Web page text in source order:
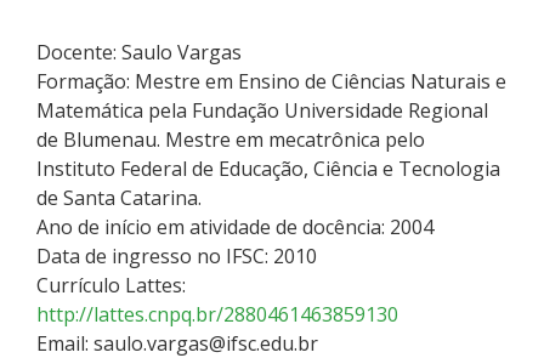
Docente: Saulo Vargas
Formação: Mestre em Ensino de Ciências Naturais e
Matemática pela Fundação Universidade Regional
de Blumenau. Mestre em mecatrônica pelo
Instituto Federal de Educação, Ciência e Tecnologia
de Santa Catarina.
Ano de início em atividade de docência: 2004
Data de ingresso no IFSC: 2010
Currículo Lattes:
http://lattes.cnpq.br/2880461463859130
Email: saulo.vargas@ifsc.edu.br